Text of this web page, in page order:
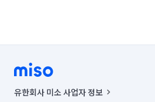
유한회사 미소 사업자 정보